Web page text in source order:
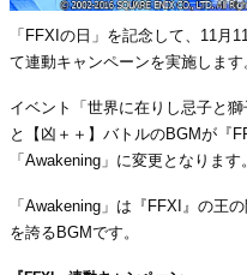
「FFXIの日」を記念して、11月
て連動キャンペーンを実施します
イベント「世界に在りし忌子と
と【凶＋＋】バトルのBGMが『
「Awakening」に変更となります。
「Awakening」は『FFXI』の王
を誇るBGMです。